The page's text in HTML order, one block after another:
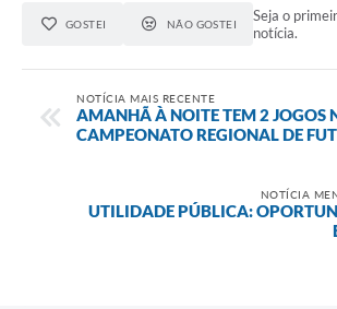
GOSTEI NÃO GOSTEI
Seja o
notícia.
NOTÍCIA MAIS RECENTE
AMANHÃ À NOITE TEM 2 JOGOS
CAMPEONATO REGIONAL DE
NOTÍCIA
UTILIDADE PÚBLICA: